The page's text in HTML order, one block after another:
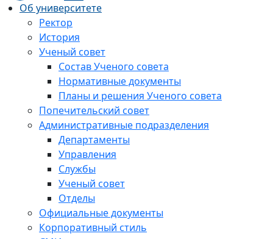
Об университете
Ректор
История
Ученый совет
Состав Ученого совета
Нормативные документы
Планы и решения Ученого совета
Попечительский совет
Административные подразделения
Департаменты
Управления
Службы
Ученый совет
Отделы
Официальные документы
Корпоративный стиль